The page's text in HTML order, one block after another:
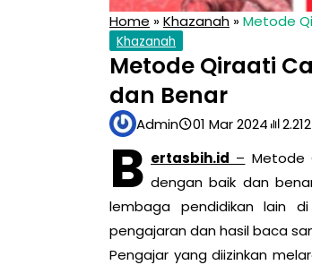
Home »Khazanah »Metode
Khazanah
Metode Qiraati
dan Benar
Admin 01 Mar 2024 2.212
B ertasbih.id – Metode
dengan baik dan
lembaga pendidikan lain
pengajaran dan hasil baca
Pengajar yang diizinkan